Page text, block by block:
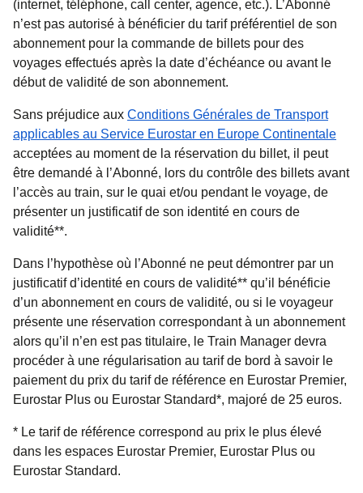
(internet, téléphone, call center, agence, etc.). L’Abonné
n’est pas autorisé à bénéficier du tarif préférentiel de son
abonnement pour la commande de billets pour des
voyages effectués après la date d’échéance ou avant le
début de validité de son abonnement.
Sans préjudice aux Conditions Générales de Transport
applicables au Service Eurostar en Europe Continentale
acceptées au moment de la réservation du billet, il peut
être demandé à l’Abonné, lors du contrôle des billets avant
l’accès au train, sur le quai et/ou pendant le voyage, de
présenter un justificatif de son identité en cours de
validité**.
Dans l’hypothèse où l’Abonné ne peut démontrer par un
justificatif d’identité en cours de validité** qu’il bénéficie
d’un abonnement en cours de validité, ou si le voyageur
présente une réservation correspondant à un abonnement
alors qu’il n’en est pas titulaire, le Train Manager devra
procéder à une régularisation au tarif de bord à savoir le
paiement du prix du tarif de référence en Eurostar Premier,
Eurostar Plus ou Eurostar Standard*, majoré de 25 euros.
* Le tarif de référence correspond au prix le plus élevé
dans les espaces Eurostar Premier, Eurostar Plus ou
Eurostar Standard.